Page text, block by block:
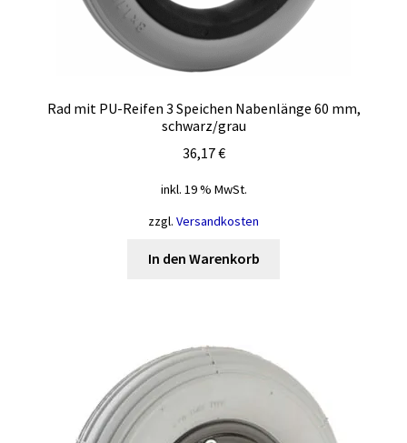
Rad mit PU-Reifen 3 Speichen Nabenlänge 60 mm,
schwarz/grau
36,17€
inkl. 19 % MwSt.
zzgl. Versandkosten
In den Warenkorb